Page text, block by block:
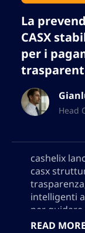
La
CASX
per i
Head
cashelix
casx
intelligenti
per
pagamenti
READ MORE